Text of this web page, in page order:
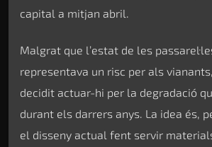
capital a mitjan abril.
Malgrat que l’estat de les
representava un risc per als
decidit actuar-hi per la degradació
durant els darrers anys. La idea és,
el disseny actual fent servir